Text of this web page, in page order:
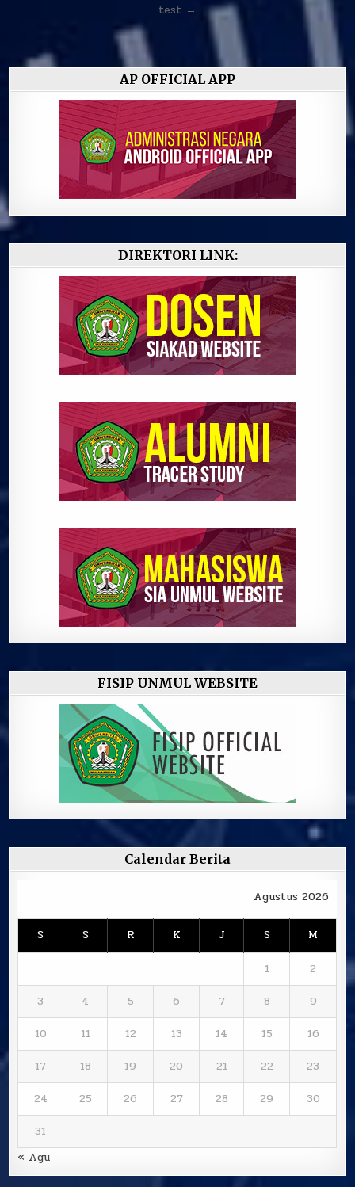
test →
AP OFFICIAL APP
DIREKTORI LINK:
FISIP UNMUL WEBSITE
Calendar Berita
Agustus 2026
S S R K J S M
1
2
3
4 5 6 7 8
9
10
11 12 13 14 15
16
17
18 19 20 21 22
23
24
25 26 27 28 29
30
31
« Agu